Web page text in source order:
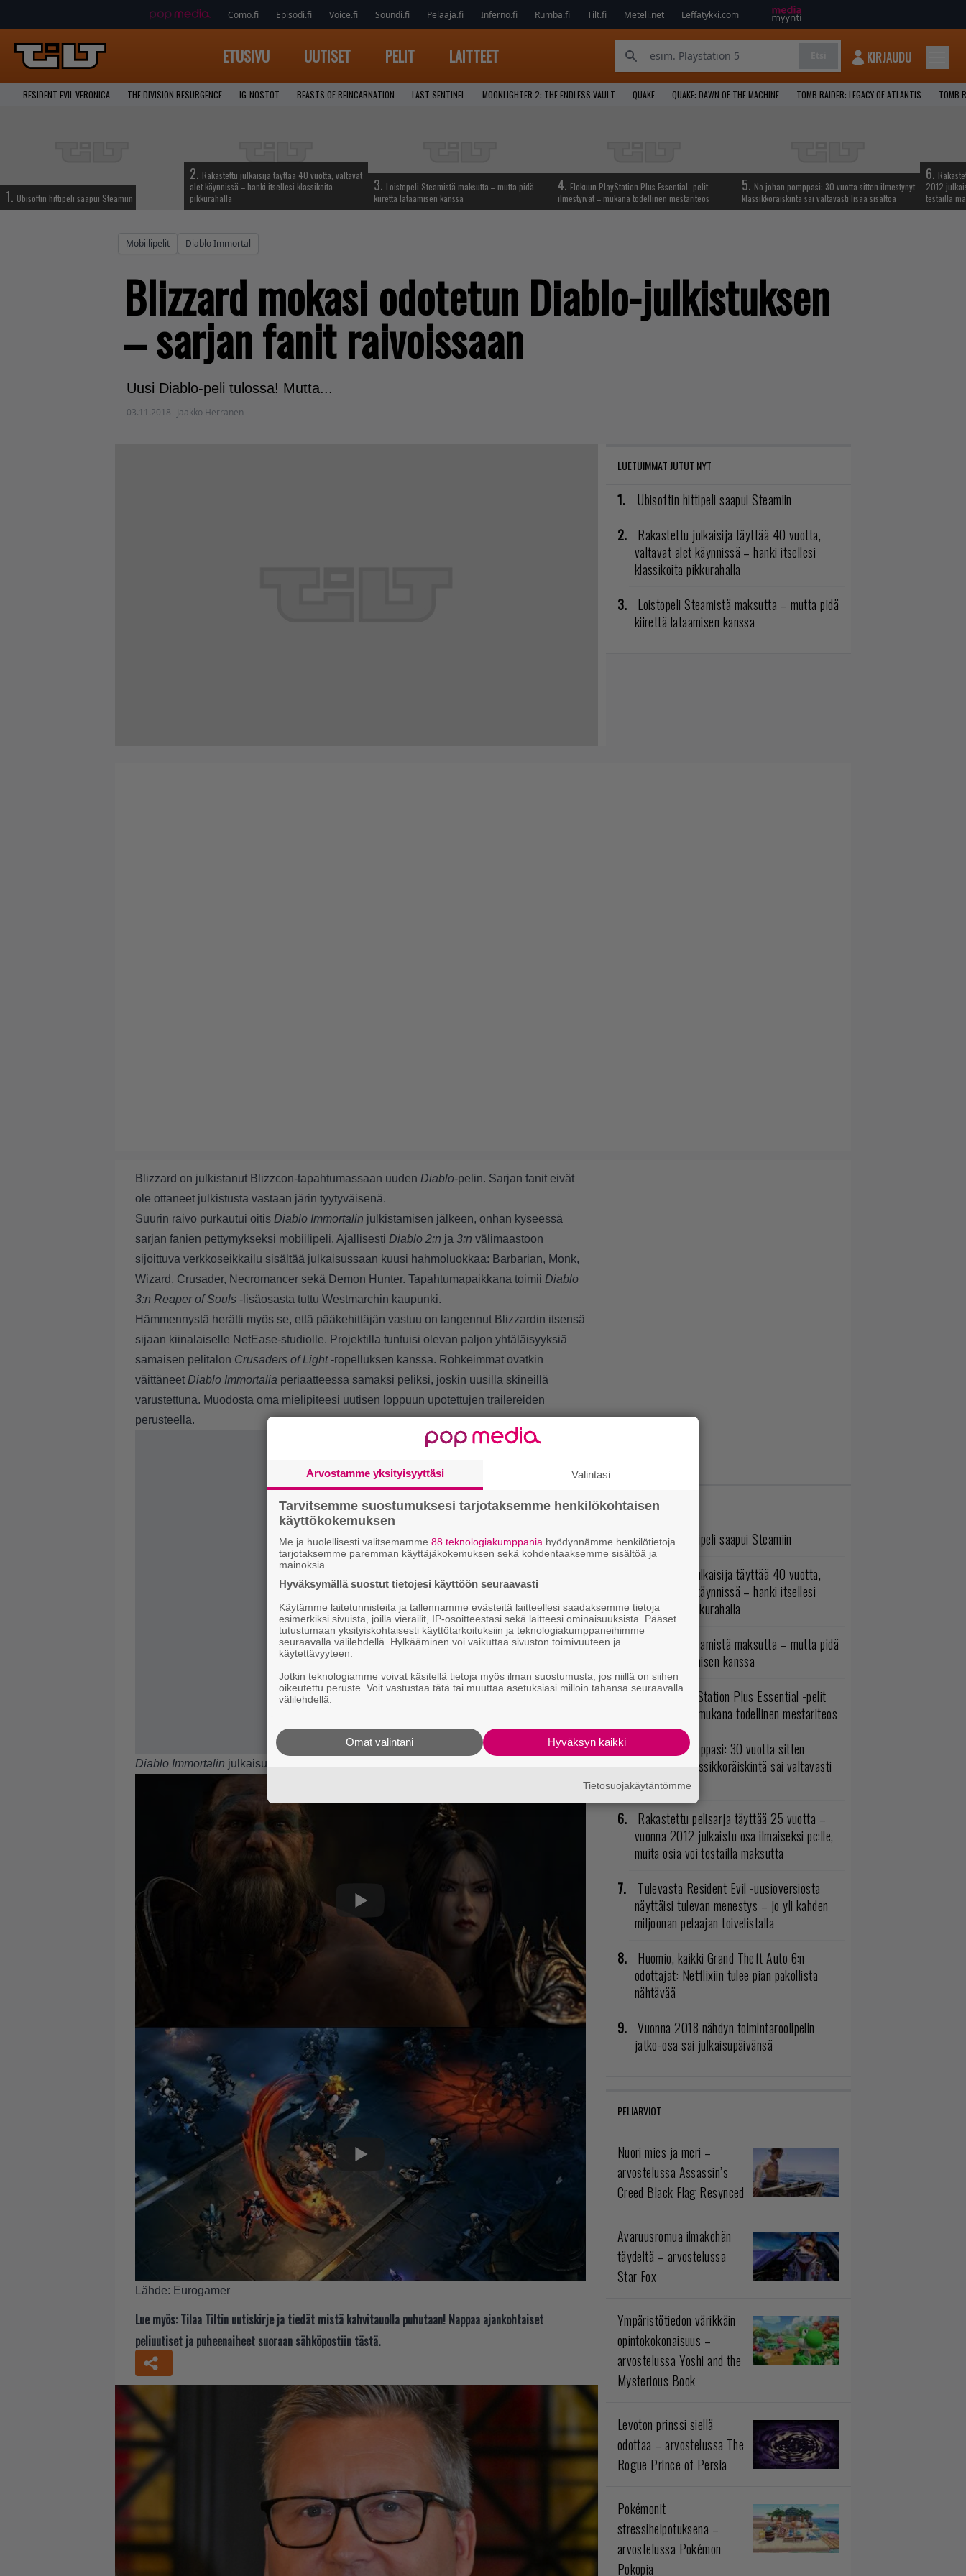
Como.fi Episodi.fi Voice.fi Soundi.fi Pelaaja.fi Inferno.fi Rumba.fi Tilt.fi Meteli.net Leffatykki.com
ETUSIVU UUTISET PELIT LAITTEET KIRJAUDU
RESIDENT EVIL VERONICA THE DIVISION RESURGENCE IG-NOSTOT BEASTS OF REINCARNATION LAST SENTINEL MOONLIGHTER 2: THE ENDLESS VAULT QUAKE QUAKE: DAWN OF THE MACHINE TOMB RAIDER: LEGACY OF ATLANTIS TOMB
1. Ubisoftin hittipeli saapui Steamiin
2. Rakastettu julkaisija täyttää 40 vuotta, valtavat
alet käynnissä – hanki itsellesi klassikoita
pikkurahalla
3. Loistopeli Steamistä maksutta – mutta pidä
kiirettä lataamisen kanssa
4. Elokuun PlayStation Plus Essential -pelit
ilmestyivät – mukana todellinen mestariteos
5. No johan pomppasi: 30 vuotta sitten ilmestynyt
klassikkoräiskintä sai valtavasti lisää sisältöä
6.
2012
testailla
Mobiilipelit Diablo Immortal
Blizzard mokasi odotetun Diablo-julkistuksen
– sarjan fanit raivoissaan
Uusi Diablo-peli tulossa! Mutta...
03.11.2018 Jaakko Herranen
LUETUIMMAT JUTUT NYT
Ubisoftin hittipeli saapui Steamiin
Rakastettu julkaisija täyttää 40 vuotta,
valtavat alet käynnissä – hanki itsellesi
klassikoita pikkurahalla
Loistopeli Steamistä maksutta – mutta pidä
kiirettä lataamisen kanssa
Blizzard on julkistanut Blizzcon-tapahtumassaan uuden Diablo-pelin. Sarjan fanit eivät
ole ottaneet julkistusta vastaan järin tyytyväisenä.
Suurin raivo purkautui oitis Diablo Immortalin julkistamisen jälkeen, onhan kyseessä
sarjan fanien pettymykseksi mobiilipeli. Ajallisesti Diablo 2:n ja 3:n välimaastoon
sijoittuva verkkoseikkailu sisältää julkaisussaan kuusi hahmoluokkaa: Barbarian, Monk,
Wizard, Crusader, Necromancer sekä Demon Hunter. Tapahtumapaikkana toimii Diablo
3:n Reaper of Souls -lisäosasta tuttu Westmarchin kaupunki.
Hämmennystä herätti myös se, että pääkehittäjän vastuu on langennut Blizzardin itsensä
sijaan kiinalaiselle NetEase-studiolle. Projektilla tuntuisi olevan paljon yhtäläisyyksiä
samaisen pelitalon Crusaders of Light-ropelluksen kanssa. Rohkeimmat ovatkin
väittäneet Diablo Immortalia periaatteessa samaksi peliksi, joskin uusilla skineillä
varustettuna. Muodosta oma mielipiteesi uutisen loppuun upotettujen trailereiden
perusteella.
Diablo Immortalin julkaisupäivä ja hintapolitiikka on toistaiseksi hämärän peitossa.
Lähde: Eurogamer
Lue myös: Tilaa Tiltin uutiskirje ja tiedät mistä kahvitauolla puhutaan! Nappaa ajankohtaiset
peliuutiset ja puheenaiheet suoraan sähköpostiin tästä.
LUETUIMMAT JUTUT
Ubisoftin hittipeli saapui Steamiin
Rakastettu julkaisija täyttää 40 vuotta,
valtavat alet käynnissä – hanki itsellesi
klassikoita pikkurahalla
Loistopeli Steamistä maksutta – mutta pidä
kiirettä lataamisen kanssa
Elokuun PlayStation Plus Essential -pelit
ilmestyivät – mukana todellinen mestariteos
No johan pomppasi: 30 vuotta sitten
ilmestynyt klassikkoräiskintä sai valtavasti
lisää sisältöä
Rakastettu pelisarja täyttää 25 vuotta –
vuonna 2012 julkaistu osa ilmaiseksi pc:lle,
muita osia voi testailla maksutta
Tulevasta Resident Evil -uusioversiosta
näyttäisi tulevan menestys – jo yli kahden
miljoonan pelaajan toivelistalla
Huomio, kaikki Grand Theft Auto 6:n
odottajat: Netflixiin tulee pian pakollista
nähtävää
Vuonna 2018 nähdyn toimintaroolipelin
jatko-osa sai julkaisupäivänsä
PELIARVIOT
Nuori mies ja meri –
arvostelussa Assassin’s
Creed Black Flag Resynced
Avaruusromua ilmakehän
täydeltä – arvostelussa
Star Fox
Ympäristötiedon värikkäin
opintokokonaisuus –
arvostelussa Yoshi and the
Mysterious Book
Levoton prinssi siellä
odottaa – arvostelussa The
Rogue Prince of Persia
Pokémonit
stressihelpotuksena –
arvostelussa Pokémon
Pokopia
Arvostamme yksityisyyttäsi Valintasi
Tarvitsemme suostumuksesi tarjotaksemme henkilökohtaisen
käyttökokemuksen
Me ja huolellisesti valitsemamme 88 teknologiakumppania hyödynnämme henkilötietoja
tarjotaksemme paremman käyttäjäkokemuksen sekä kohdentaaksemme sisältöä ja
mainoksia.
Hyväksymällä suostut tietojesi käyttöön seuraavasti
Käytämme laitetunnisteita ja tallennamme evästeitä laitteellesi saadaksemme tietoja
esimerkiksi sivuista, joilla vierailit, IP-osoitteestasi sekä laitteesi ominaisuuksista. Pääset
tutustumaan yksityiskohtaisesti käyttötarkoituksiin ja teknologiakumppaneihimme
seuraavalla välilehdellä. Hylkääminen voi vaikuttaa sivuston toimivuuteen ja
käytettävyyteen.
Jotkin teknologiamme voivat käsitellä tietoja myös ilman suostumusta, jos niillä on siihen
oikeutettu peruste. Voit vastustaa tätä tai muuttaa asetuksiasi milloin tahansa seuraavalla
välilehdellä.
Hyväksyn kaikki
Omat valintani
Tietosuojakäytäntömme